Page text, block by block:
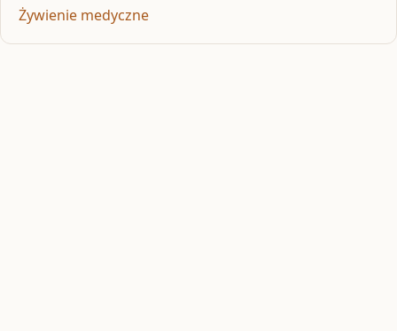
Żywienie medyczne